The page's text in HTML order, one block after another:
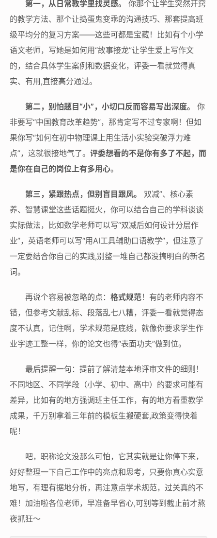
第一，从日常教学里找灵感。
你那个让学生突然开窍
的教学方法、那个让捣蛋鬼变乖的沟通技巧、那套提高班
级平均分的复习方案——这些可都是宝藏！比如有个小学
语文老师，写她是如何用“故事接龙”让学生爱上写作文
的，结合具体学生案例和数据变化，评委一看就觉得真
实、有用,直接高分通过。
第二，别怕题目“小”，小切口反而容易写出深度。
你
非要写“中国教育改革趋势”，那肯定写不过专家啊！但如
果你写“如何在初中物理课上用生活小实验突破浮力难
点”，这就很接地气了。 评委想看的不是你有多了不起，而
是你在自己的岗位上有多用心。
第三，紧跟热点，但别盲目跟风。
双减”、核心素
养、智慧课堂这些话题挺火，你可以结合自己的学科谈谈
实际做法，比如数学老师可以写“双减后如何设计分层作
业”，英语老师可以写“用AI工具辅助口语教学”，但注意了
一定要结合你自己的实践,别整一堆自己都没搞明白的新名
词。
再说个容易被忽略的点： 格式规范！有的老师内容不
错，但参考文献乱标、段落乱七八糟，评委一看就觉得态
度不认真，记住啊，学术规范是底线，就像你要求学生作
业字迹工整一样，你的论文也得“表面功夫”做到位。
最后提醒一句：提前了解清楚本地评审文件的细则！
不同地区、不同学段（小学、初中、高中）的要求可能有
差异，比如有的地方强调班主任工作，有的地方看重教学
成果，千万别拿着三年前的模板生搬硬套,政策变得快着
呢！
吧，职称论文没那么可怕，它其实就是让你停下来，
好好整理一下自己工作中的亮点和思考，只要你真心实意
地写，有理有据地分析，再注意点学术规范，过关真的不
难！加油啦各位老师，早准备早省心,可别等到截止前才熬
夜抓狂～